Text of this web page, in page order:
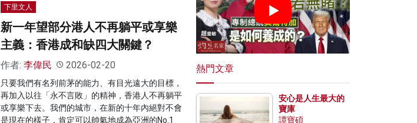
下里文人
新一年望部分港人不再躺平或享樂
主義：香港成和缺四大關鍵？
作者: 李偉民 2026-02-20
只要我們有名列前茅的能力、有目光遠大的目標，
再加入以往「永不言敗」的精神，香港人不再躺平
或享樂下去。我們的城市，在新的十年內絕對不會
是現在的樣子，肯定可以帥氣地成為亞洲的No.1
熱門文章
安心是人生最大的
寶庫
譚寶碩